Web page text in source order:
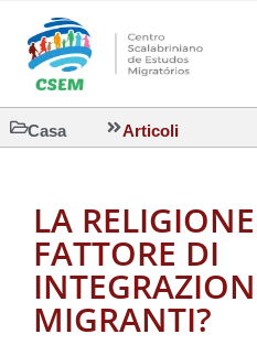
Casa Articoli
LA
FATTORE DI
MIGRANTI?